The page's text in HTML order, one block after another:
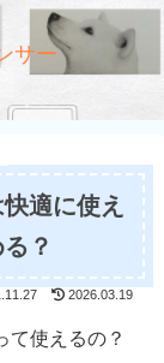
サー
適に使え
？
2026.03.19
て使えるの？